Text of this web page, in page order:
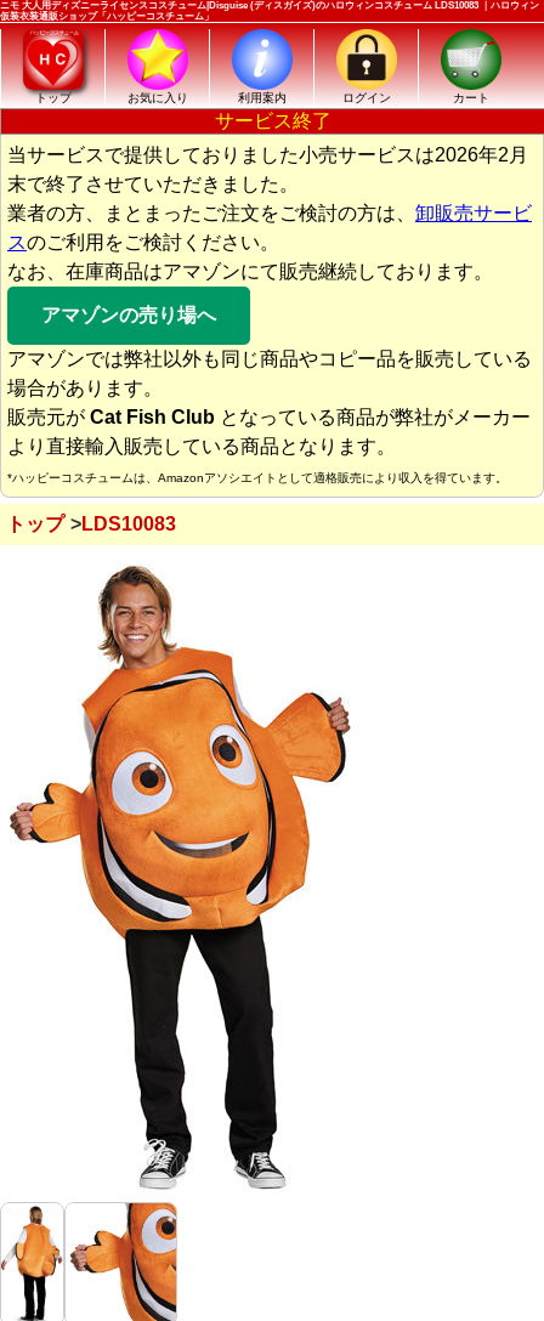
ニモ 大人用ディズニーライセンスコスチューム|Disguise (ディスガイズ)のハロウィンコスチューム LDS10083 ｜ハロウィン
仮装衣装通販ショップ「ハッピーコスチューム」
トップ お気に入り 利用案内 ログイン カート
サービス終了
当サービスで提供しておりました小売サービスは2026年2月
末で終了させていただきました。
業者の方、まとまったご注文をご検討の方は、 卸販売サービ
スのご利用をご検討ください。
なお、在庫商品はアマゾンにて販売継続しております。
アマゾンの売り場へ
アマゾンでは弊社以外も同じ商品やコピー品を販売している
場合があります。
販売元が Cat Fish Club となっている商品が弊社がメーカー
より直接輸入販売している商品となります。
*ハッピーコスチュームは、Amazonアソシエイトとして適格販売により収入を得ています。
トップ LDS10083